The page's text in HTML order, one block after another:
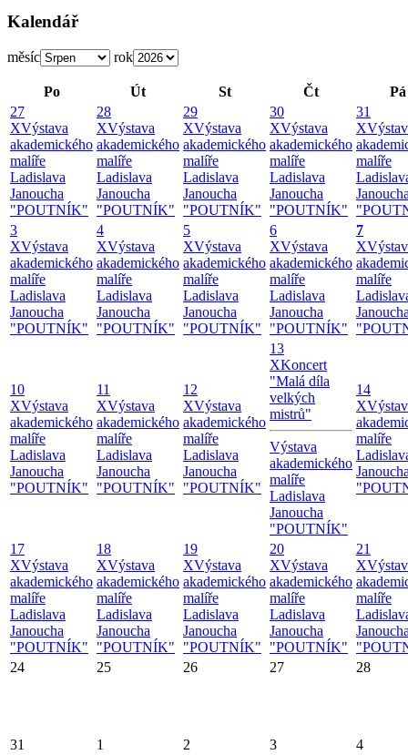
Kalendář
měsíc rok
Po Út St Čt
Pá
27
XVýstava
akademického
malíře
Ladislava
Janoucha
"POUTNÍK"
28
XVýstava
akademického
malíře
Ladislava
Janoucha
"POUTNÍK"
29
XVýstava
akademického
malíře
Ladislava
Janoucha
"POUTNÍK"
30
XVýstava
akademického
malíře
Ladislava
Janoucha
"POUTNÍK"
31
X
malíře
3
XVýstava
akademického
malíře
Ladislava
Janoucha
"POUTNÍK"
4
XVýstava
akademického
malíře
Ladislava
Janoucha
"POUTNÍK"
5
XVýstava
akademického
malíře
Ladislava
Janoucha
"POUTNÍK"
6
XVýstava
akademického
malíře
Ladislava
Janoucha
"POUTNÍK"
7
X
malíře
10
XVýstava
akademického
malíře
Ladislava
Janoucha
"POUTNÍK"
11
XVýstava
akademického
malíře
Ladislava
Janoucha
"POUTNÍK"
12
XVýstava
akademického
malíře
Ladislava
Janoucha
"POUTNÍK"
13
XKoncert
"Malá díla
velkých
mistrů"
Výstava
akademického
malíře
Ladislava
Janoucha
"POUTNÍK"
14
X
malíře
17
XVýstava
akademického
malíře
Ladislava
Janoucha
"POUTNÍK"
18
XVýstava
akademického
malíře
Ladislava
Janoucha
"POUTNÍK"
19
XVýstava
akademického
malíře
Ladislava
Janoucha
"POUTNÍK"
20
XVýstava
akademického
malíře
Ladislava
Janoucha
"POUTNÍK"
21
X
malíře
24
25 26 27 28
31 1 2 3 4